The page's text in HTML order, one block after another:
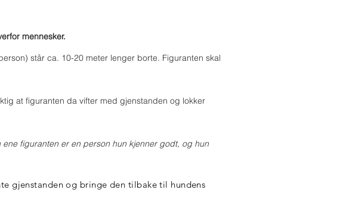
mennesker.
står ca. 10-20 meter lenger borte. Figuranten skal
at figuranten da vifter med gjenstanden og lokker
figuranten er en person hun kjenner godt, og hun
gjenstanden og bringe den tilbake til hundens